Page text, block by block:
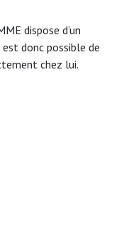
dispose d’un
donc possible de
chez lui.